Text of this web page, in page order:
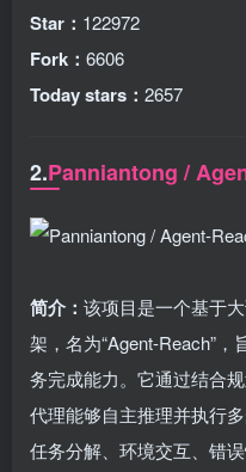
Star： 122972
Fork： 6606
Today stars： 2657
2.Panniantong /
简介： 该项目是一个基于
架，名为“Agent-Reach”
务完成能力。它通过结合
代理能够自主推理并执行
任务分解、环境交互、错